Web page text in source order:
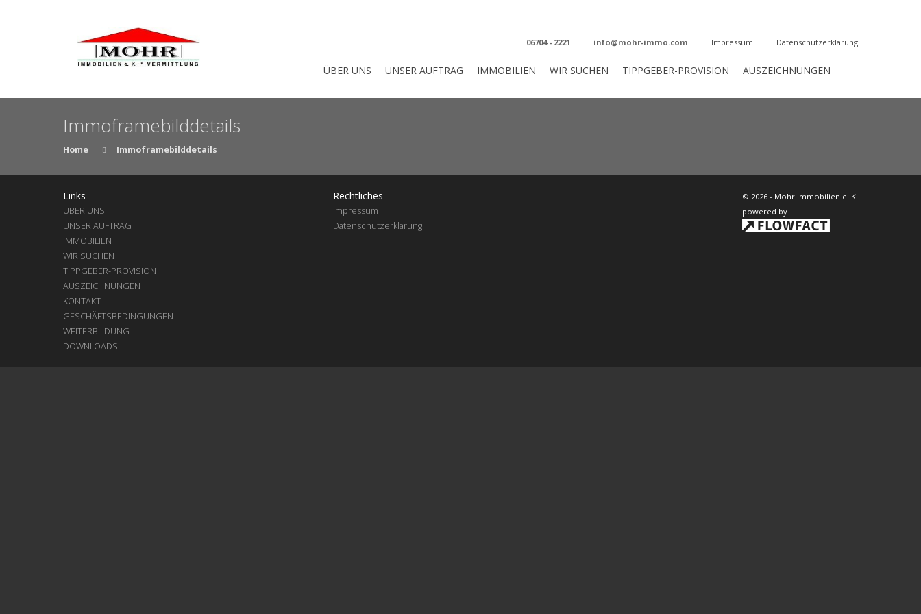
06704 - 2221 info@mohr-immo.com Impressum Datenschutzerklärung
ÜBER UNS UNSER AUFTRAG IMMOBILIEN WIR SUCHEN TIPPGEBER-PROVISION AUSZEICHNUNGEN
Immoframebilddetails
Home Immoframebilddetails
Links
ÜBER UNS
UNSER AUFTRAG
IMMOBILIEN
WIR SUCHEN
TIPPGEBER-PROVISION
AUSZEICHNUNGEN
KONTAKT
GESCHÄFTSBEDINGUNGEN
WEITERBILDUNG
DOWNLOADS
Rechtliches
Impressum
Datenschutzerklärung
© 2026 - Mohr Immobilien e. K.
powered by